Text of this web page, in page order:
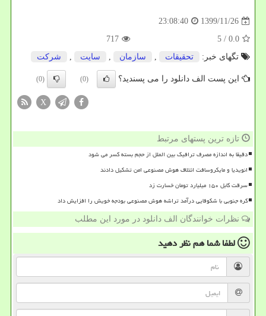
1399/11/26
23:08:40
0.0
/ 5
717
تگهای خبر:
تحقیقات , سازمان , سایت , شركت
این پست الف دانلود را می پسندید؟ (0)
(0)
X
تازه ترین پستهای مرتبط
دقیقا به اندازه مصرف ترافیک بین الملل از حجم بسته کسر می شود
انویدیا و مایکروسافت ائتلاف هوش مصنوعی امن تشکیل دادند
سرقت کابل ۱۵۰ میلیارد تومان خسارت زد
کره جنوبی با شکوفایی درآمد تراشه هوش مصنوعی بودجه خویش را افزایش داد
نظرات خوانندگان الف دانلود در مورد این مطلب
لطفا شما همنظر دهید